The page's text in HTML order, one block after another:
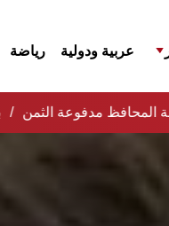
عربية ودولية رياضة
المحافظ مدفوعة الثمن